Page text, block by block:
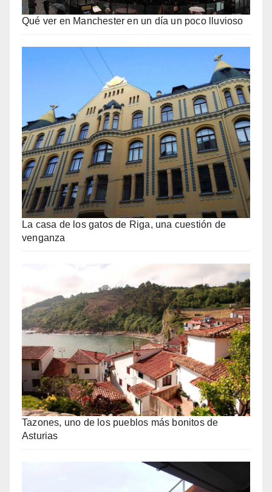
Qué ver en Manchester en un día un poco lluvioso
La casa de los gatos de Riga, una cuestión de
venganza
Tazones, uno de los pueblos más bonitos de
Asturias